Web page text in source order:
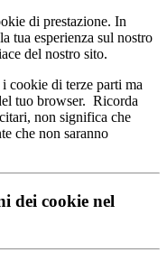
di prestazione. In
tua esperienza sul nostro
del nostro sito.
cookie di terze parti ma
tuo browser. Ricorda
non significa che
che non saranno
dei cookie nel